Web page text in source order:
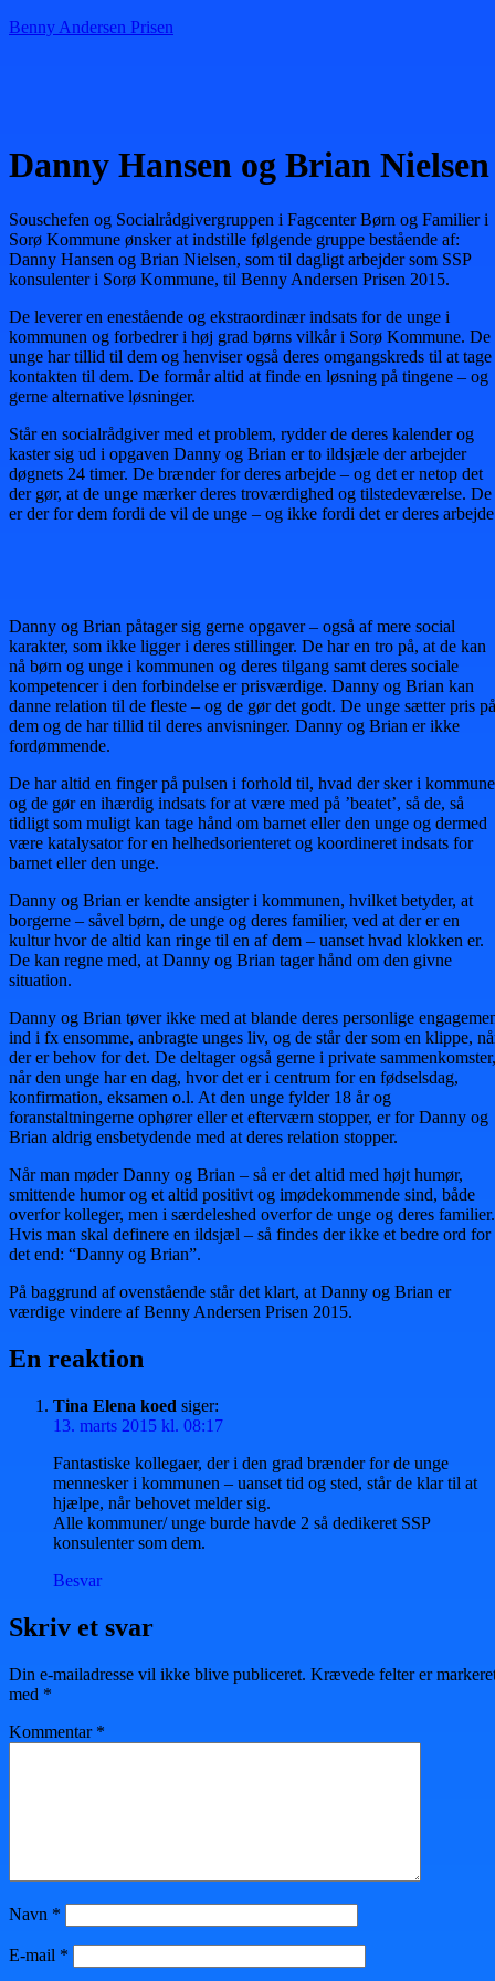
Benny Andersen Prisen
Danny Hansen og Brian Nielsen
Souschefen og Socialrådgivergruppen i Fagcenter Børn og Familier i
Sorø Kommune ønsker at indstille følgende gruppe bestående af:
Danny Hansen og Brian Nielsen, som til dagligt arbejder som SSP
konsulenter i Sorø Kommune, til Benny Andersen Prisen 2015.
De leverer en enestående og ekstraordinær indsats for de unge i
kommunen og forbedrer i høj grad børns vilkår i Sorø Kommune. De
unge har tillid til dem og henviser også deres omgangskreds til at tage
kontakten til dem. De formår altid at finde en løsning på tingene – og
gerne alternative løsninger.
Står en socialrådgiver med et problem, rydder de deres kalender og
kaster sig ud i opgaven Danny og Brian er to ildsjæle der arbejder
døgnets 24 timer. De brænder for deres arbejde – og det er netop det
der gør, at de unge mærker deres troværdighed og tilstedeværelse. De
er der for dem fordi de vil de unge – og ikke fordi det er deres
Danny og Brian påtager sig gerne opgaver – også af mere social
karakter, som ikke ligger i deres stillinger. De har en tro på, at de kan
nå børn og unge i kommunen og deres tilgang samt deres sociale
kompetencer i den forbindelse er prisværdige. Danny og Brian kan
danne relation til de fleste – og de gør det godt. De unge sætter pris på
dem og de har tillid til deres anvisninger. Danny og Brian er ikke
fordømmende.
De har altid en finger på pulsen i forhold til, hvad der sker i
og de gør en ihærdig indsats for at være med på ’beatet’, så de, så
tidligt som muligt kan tage hånd om barnet eller den unge og dermed
være katalysator for en helhedsorienteret og koordineret indsats for
barnet eller den unge.
Danny og Brian er kendte ansigter i kommunen, hvilket betyder, at
borgerne – såvel børn, de unge og deres familier, ved at der er en
kultur hvor de altid kan ringe til en af dem – uanset hvad klokken er.
De kan regne med, at Danny og Brian tager hånd om den givne
situation.
Danny og Brian tøver ikke med at blande deres personlige
ind i fx ensomme, anbragte unges liv, og de står der som en klippe,
der er behov for det. De deltager også gerne i private sammenkomster,
når den unge har en dag, hvor det er i centrum for en fødselsdag,
konfirmation, eksamen o.l. At den unge fylder 18 år og
foranstaltningerne ophører eller et efterværn stopper, er for Danny og
Brian aldrig ensbetydende med at deres relation stopper.
Når man møder Danny og Brian – så er det altid med højt humør,
smittende humor og et altid positivt og imødekommende sind, både
overfor kolleger, men i særdeleshed overfor de unge og deres familier.
Hvis man skal definere en ildsjæl – så findes der ikke et bedre ord for
det end: “Danny og Brian”.
På baggrund af ovenstående står det klart, at Danny og Brian er
værdige vindere af Benny Andersen Prisen 2015.
En reaktion
Tina Elena koed siger:
13. marts 2015 kl. 08:17
Fantastiske kollegaer, der i den grad brænder for de unge
mennesker i kommunen – uanset tid og sted, står de klar til at
hjælpe, når behovet melder sig.
Alle kommuner/ unge burde havde 2 så dedikeret SSP
konsulenter som dem.
Besvar
Skriv et svar
Din e-mailadresse vil ikke blive publiceret. Krævede felter er
med *
Kommentar *
Navn *
E-mail *